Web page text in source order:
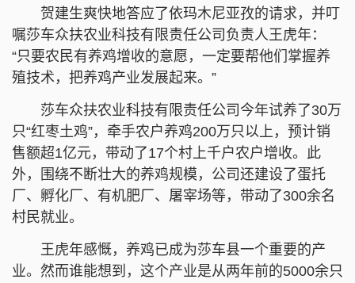
贺建生爽快地答应了依玛木尼亚孜的请求，并叮
嘱莎车众扶农业科技有限责任公司负责人王虎年：
“只要农民有养鸡增收的意愿，一定要帮他们掌握养
殖技术，把养鸡产业发展起来。”
莎车众扶农业科技有限责任公司今年试养了30万
只“红枣土鸡”，牵手农户养鸡200万只以上，预计销
售额超1亿元，带动了17个村上千户农户增收。此
外，围绕不断壮大的养鸡规模，公司还建设了蛋托
厂、孵化厂、有机肥厂、屠宰场等，带动了300余名
村民就业。
王虎年感慨，养鸡已成为莎车县一个重要的产
业。然而谁能想到，这个产业是从两年前的5000余只